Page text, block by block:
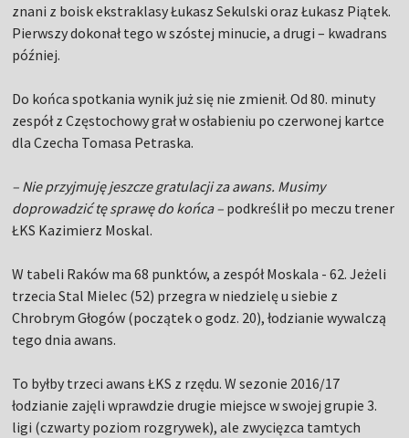
znani z boisk ekstraklasy Łukasz Sekulski oraz Łukasz Piątek.
Pierwszy dokonał tego w szóstej minucie, a drugi – kwadrans
później.
Do końca spotkania wynik już się nie zmienił. Od 80. minuty
zespół z Częstochowy grał w osłabieniu po czerwonej kartce
dla Czecha Tomasa Petraska.
– Nie przyjmuję jeszcze gratulacji za awans. Musimy
doprowadzić tę sprawę do końca – podkreślił po meczu trener
ŁKS Kazimierz Moskal.
W tabeli Raków ma 68 punktów, a zespół Moskala - 62. Jeżeli
trzecia Stal Mielec (52) przegra w niedzielę u siebie z
Chrobrym Głogów (początek o godz. 20), łodzianie wywalczą
tego dnia awans.
To byłby trzeci awans ŁKS z rzędu. W sezonie 2016/17
łodzianie zajęli wprawdzie drugie miejsce w swojej grupie 3.
ligi (czwarty poziom rozgrywek), ale zwycięzca tamtych